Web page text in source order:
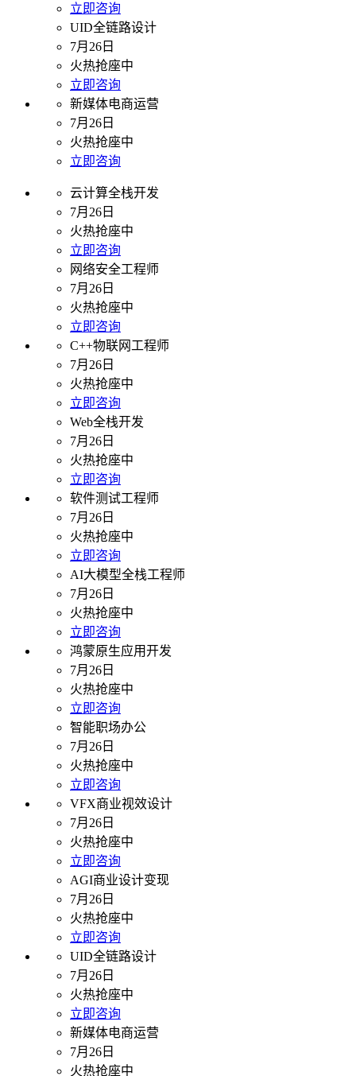
立即咨询
UID全链路设计
7月26日
火热抢座中
立即咨询
新媒体电商运营
7月26日
火热抢座中
立即咨询
云计算全栈开发
7月26日
火热抢座中
立即咨询
网络安全工程师
7月26日
火热抢座中
立即咨询
C++物联网工程师
7月26日
火热抢座中
立即咨询
Web全栈开发
7月26日
火热抢座中
立即咨询
软件测试工程师
7月26日
火热抢座中
立即咨询
AI大模型全栈工程师
7月26日
火热抢座中
立即咨询
鸿蒙原生应用开发
7月26日
火热抢座中
立即咨询
智能职场办公
7月26日
火热抢座中
立即咨询
VFX商业视效设计
7月26日
火热抢座中
立即咨询
AGI商业设计变现
7月26日
火热抢座中
立即咨询
UID全链路设计
7月26日
火热抢座中
立即咨询
新媒体电商运营
7月26日
火热抢座中